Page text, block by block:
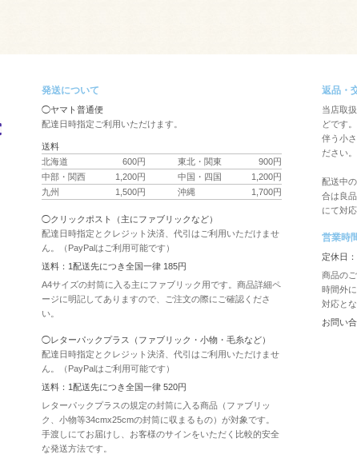
発送について
◯ヤマト普通便
配達日時指定ご利用いただけます。
送料
北海道
600円 東北・関東
900円
中部・関西
1,200円 中国・四国
1,200円
九州
1,500円 沖縄 1,700円
◯クリックポスト（主にファブリックなど）
配達日時指定とクレジット決済、代引はご利用いただけませ
ん。（PayPalはご利用可能です）
送料：1配送先につき全国一律 185円
A4サイズの封筒に入る主にファブリック用です。商品詳細ペ
ージに明記してありますので、ご注文の際にご確認くださ
い。
◯レターパックプラス（ファブリック・小物・毛糸など）
配達日時指定とクレジット決済、代引はご利用いただけませ
ん。（PayPalはご利用可能です）
送料：1配送先につき全国一律 520円
レターパックプラスの規定の封筒に入る商品（ファブリッ
ク、小物等34cmx25cmの封筒に収まるもの）が対象です。
手渡しにてお届けし、お客様のサインをいただく比較的安全
な発送方法です。
返品・
当店取
どです
伴う小
ださい。
配送中
合は良
にて対
営業時
定休日
商品の
時間外
対応と
お問い